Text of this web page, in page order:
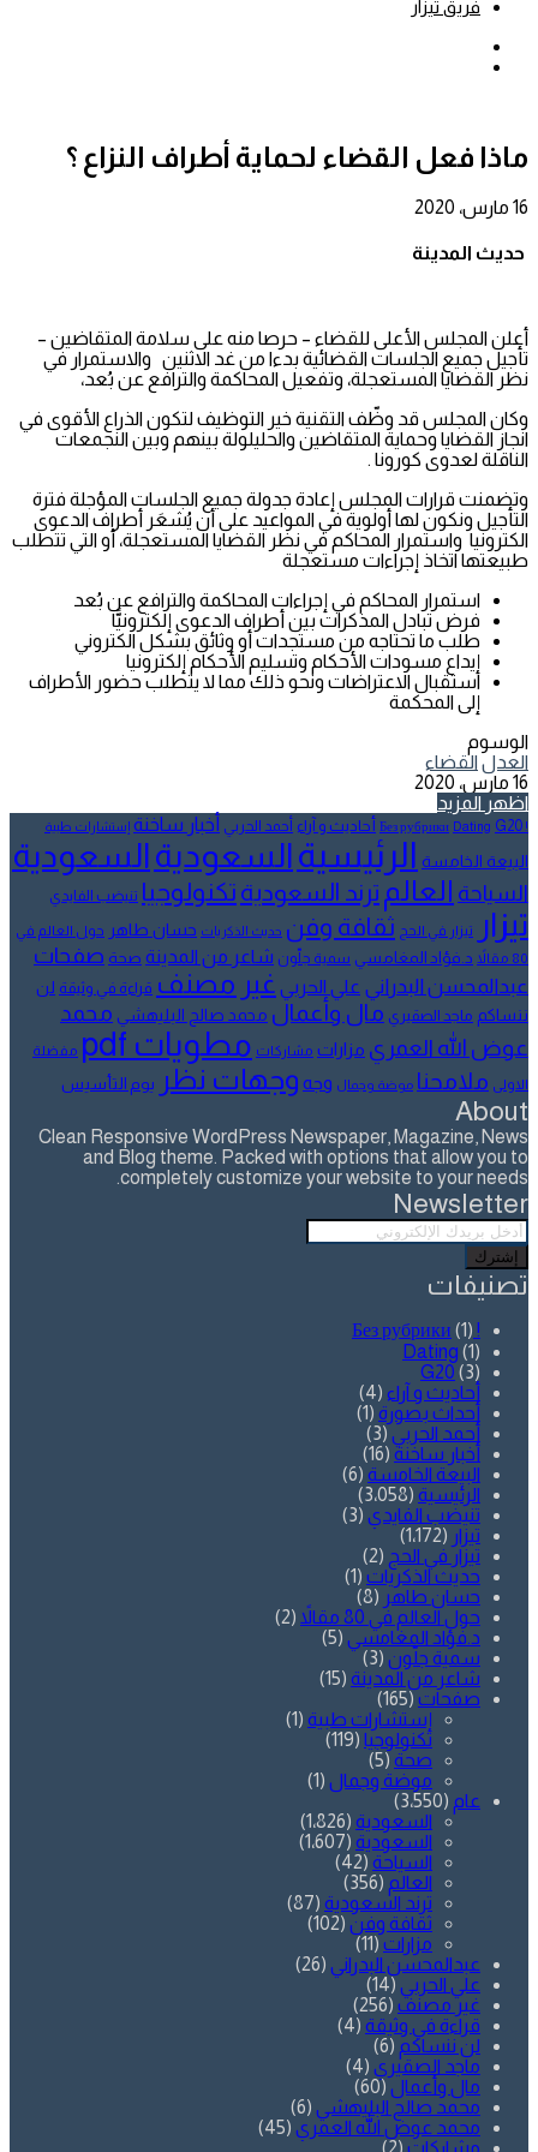
فريق تيزار
ماذا فعل القضاء لحماية أطراف النزاع ؟
16 مارس، 2020
حديث المدينة
أعلن المجلس الأعلى للقضاء – حرصا منه على سلامة المتقاضين –
تأجيل جميع الجلسات القضائية بدءا من غد الاثنين والاستمرار في
نظر القضايا المستعجلة، وتفعيل المحاكمة والترافع عن بُعد،
وكان المجلس قد وظّف التقنية خير التوظيف لتكون الذراع الأقوى في
انجاز القضايا وحماية المتقاضين والحليلولة بينهم وبين النجمعات
الناقلة لعدوى كورونا .
وتضمنت قرارات المجلس إعادة جدولة جميع الجلسات المؤجلة فترة
التأجيل ونكون لها أولوية في المواعيد على أن يُشعَر أطراف الدعوى
الكترونيا واستمرار المحاكم في نظر القضايا المستعجلة، أو التي تتطلب
طبيعتها اتخاذ إجراءات مستعجلة
استمرار المحاكم في إجراءات المحاكمة والترافع عن بُعد
فرض تبادل المذكرات بين أطراف الدعوى إلكترونيًّا
طلب ما تحتاجه من مستجدات أو وثائق بشكل الكتروني
إيداع مسودات الأحكام وتسليم الأحكام إلكترونيا
استقبال الاعتراضات ونحو ذلك مما لا يتطلب حضور الأطراف
إلى المحكمة
الوسوم
العدل القضاء
16 مارس، 2020
اظهر المزيد
! Без рубрики
Dating G20 أحاديث و آراء أحمد الحربي أخبار ساخنة إستشارات طبية
البيعة الخامسة الرئيسيةالسعوديةالسعودية
السياحة العالم ترند السعودية تكنولوجيا تنيضب الفايدي
تيزار تيزار في الحج ثقافة وفن حديث الذكريات حسان طاهر حول العالم في
80 مقالاً
د.فؤاد المغامسي سمية جلّون شاعر من المدينة صحة صفحات
عبدالمحسن البدراني علي الحربي غير مصنف قراءة في وثيقة لن
ننساكم ماجد الصقيري مال وأعمال محمد صالح البليهشي محمد
عوض الله العمري مزارات مشاركات مطويات pdf مفضلة
الاولى ملامحنا موضة وجمال وجه وجهات نظر يوم التأسيس
About
Clean Responsive WordPress Newspaper, Magazine, News
and Blog theme. Packed with options that allow you to
completely customize your website to your needs.
Newsletter
أدخل
بريدك
الإلكتروني
تصنيفات
! Без рубрики
(1)
Dating (1)
G20 (3)
أحاديث و آراء (4)
أحداث بصورة (1)
أحمد الحربي (3)
أخبار ساخنة (16)
البيعة الخامسة (6)
الرئيسية (3٬058)
تنيضب الفايدي (3)
تيزار (1٬172)
تيزار في الحج (2)
حديث الذكريات (1)
حسان طاهر (8)
حول العالم في 80 مقالاً
(2)
د.فؤاد المغامسي (5)
سمية جلّون (3)
شاعر من المدينة (15)
صفحات (165)
إستشارات طبية (1)
تكنولوجيا (119)
صحة (5)
موضة وجمال (1)
عام (3٬550)
السعودية (1٬826)
السعودية (1٬607)
السياحة (42)
العالم (356)
ترند السعودية (87)
ثقافة وفن (102)
مزارات (11)
عبدالمحسن البدراني (26)
علي الحربي (14)
غير مصنف (256)
قراءة في وثيقة (4)
لن ننساكم (6)
ماجد الصقيري (4)
مال وأعمال (60)
محمد صالح البليهشي (6)
محمد عوض الله العمري (45)